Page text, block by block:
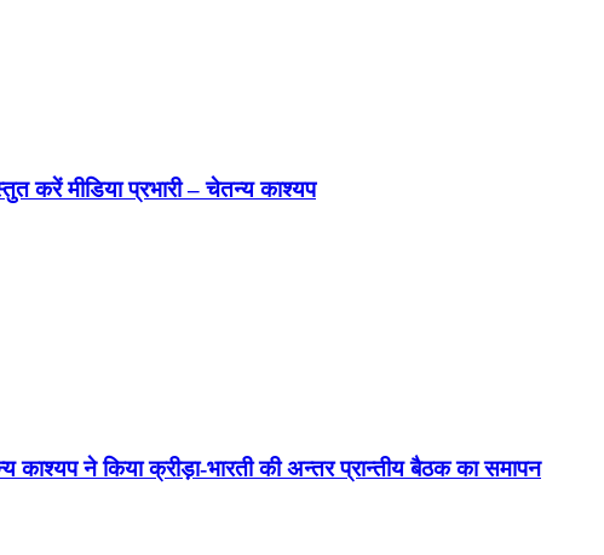
करें मीडिया प्रभारी – चेतन्य काश्यप
काश्यप ने किया क्रीड़ा-भारती की अन्तर प्रान्तीय बैठक का समापन